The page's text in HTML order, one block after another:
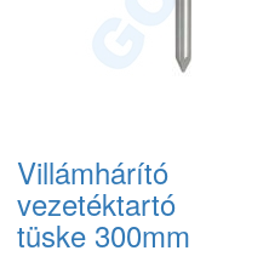
Villámhárító
vezetéktartó
tüske 300mm